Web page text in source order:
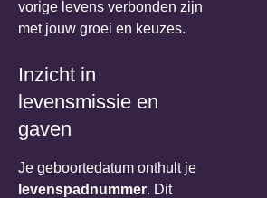
vorige levens verbonden zijn
met jouw groei en keuzes.
Inzicht in
levensmissie en
gaven
Je geboortedatum onthult je
levenspadnummer. Dit